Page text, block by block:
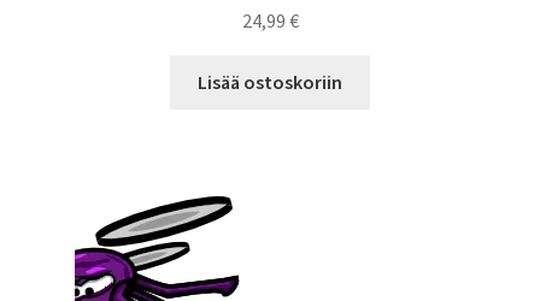
24,99 €
Lisää ostoskoriin